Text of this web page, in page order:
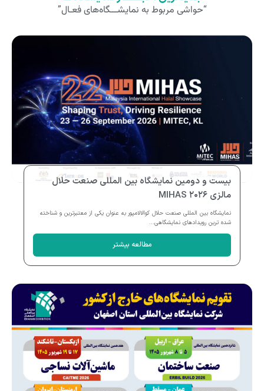
“حواشی مربوط به نمایشـــگاه‌های فعـال”
بیست و دومین نمایشگاه بین المللی صنعت حلال
مالزی MIHAS ۲۰۲۶
نمایشگاه بین المللی صنعت حلال کوالالامپور به عنوان یکی از معتبرترین و شناخته
شده ترین رویدادهای نمایشگاهی...
مطالعه بیشتر